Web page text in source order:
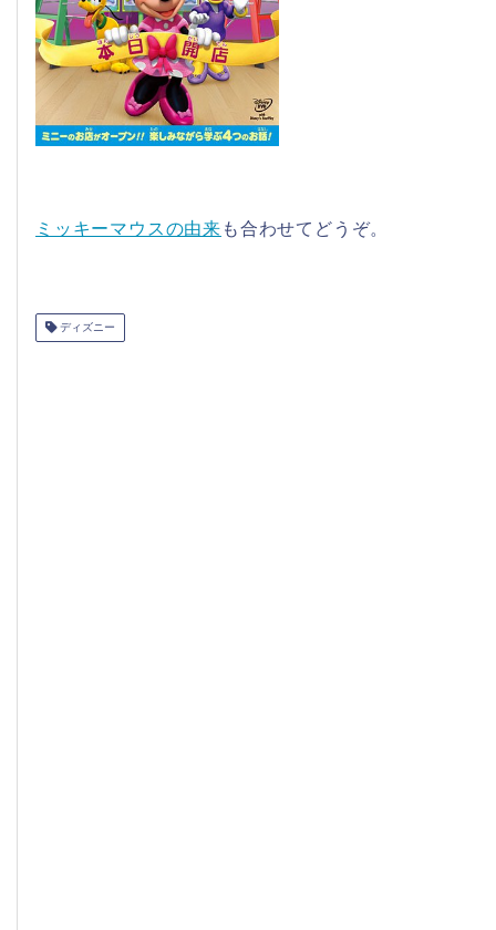
ミッキーマウスの由来 も合わせてどうぞ。
ディズニー